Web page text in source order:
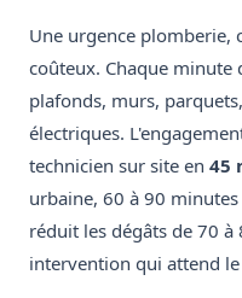
Une urgence plomberie,
coûteux. Chaque minute
plafonds, murs,
électriques.
technicien sur site en 45
urbaine, 60 à 90
réduit les dégâts de 70
intervention qui attend